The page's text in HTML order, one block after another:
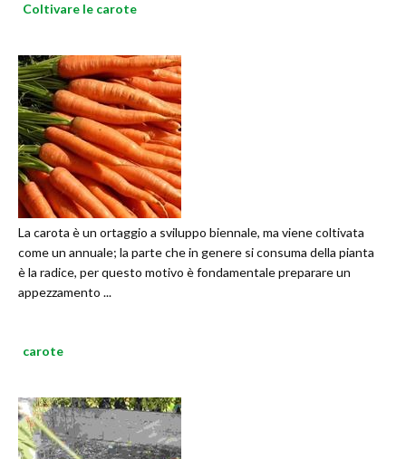
Coltivare le carote
La carota è un ortaggio a sviluppo biennale, ma viene coltivata
come un annuale; la parte che in genere si consuma della pianta
è la radice, per questo motivo è fondamentale preparare un
appezzamento ...
carote